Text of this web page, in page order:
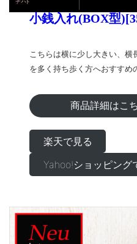
小銭入れ(BOX型
こちらは横に少し大きい、横
を多く持ち歩く方へおすすめ
商品詳細はこ
楽天で見る
Yahoo!ショッピング